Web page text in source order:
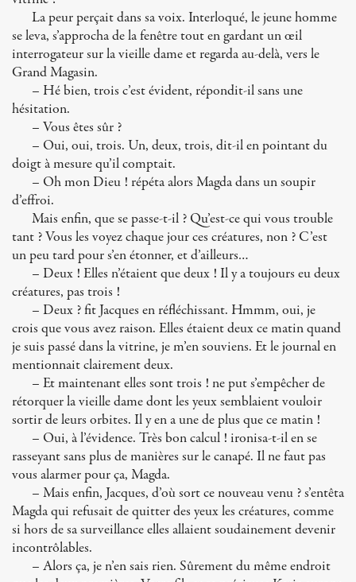
La peur perçait dans sa voix. Interloqué, le jeune homme
se leva, s’approcha de la fenêtre tout en gardant un œil
interrogateur sur la vieille dame et regarda au-delà, vers le
Grand Magasin.
– Hé bien, trois c’est évident, répondit-il sans une
hésitation.
– Vous êtes sûr ?
– Oui, oui, trois. Un, deux, trois, dit-il en pointant du
doigt à mesure qu’il comptait.
– Oh mon Dieu ! répéta alors Magda dans un soupir
d’effroi.
Mais enfin, que se passe-t-il ? Qu’est-ce qui vous trouble
tant ? Vous les voyez chaque jour ces créatures, non ? C’est
un peu tard pour s’en étonner, et d’ailleurs…
– Deux ! Elles n’étaient que deux ! Il y a toujours eu deux
créatures, pas trois !
– Deux ? fit Jacques en réfléchissant. Hmmm, oui, je
crois que vous avez raison. Elles étaient deux ce matin quand
je suis passé dans la vitrine, je m’en souviens. Et le journal en
mentionnait clairement deux.
– Et maintenant elles sont trois ! ne put s’empêcher de
rétorquer la vieille dame dont les yeux semblaient vouloir
sortir de leurs orbites. Il y en a une de plus que ce matin !
– Oui, à l’évidence. Très bon calcul ! ironisa-t-il en se
rasseyant sans plus de manières sur le canapé. Il ne faut pas
vous alarmer pour ça, Magda.
– Mais enfin, Jacques, d’où sort ce nouveau venu ? s’entêta
Magda qui refusait de quitter des yeux les créatures, comme
si hors de sa surveillance elles allaient soudainement devenir
incontrôlables.
– Alors ça, je n’en sais rien. Sûrement du même endroit